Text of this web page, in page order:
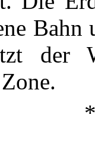
Bahn
der